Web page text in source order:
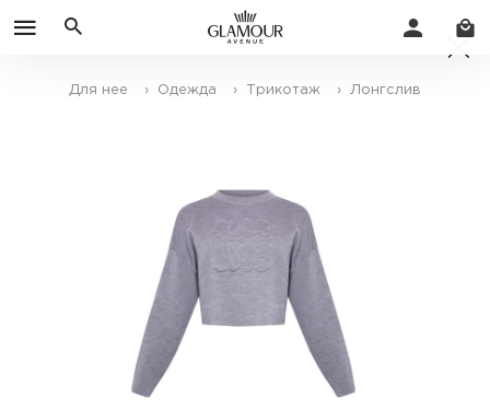
Для нее › Одежда › Трикотаж › Лонгслив